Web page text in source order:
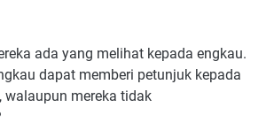
ada yang melihat kepada engkau.
dapat memberi petunjuk kepada
walaupun mereka tidak